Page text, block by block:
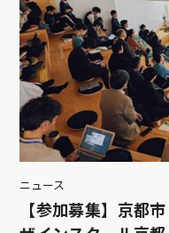
ニュース
【参加募集】京都